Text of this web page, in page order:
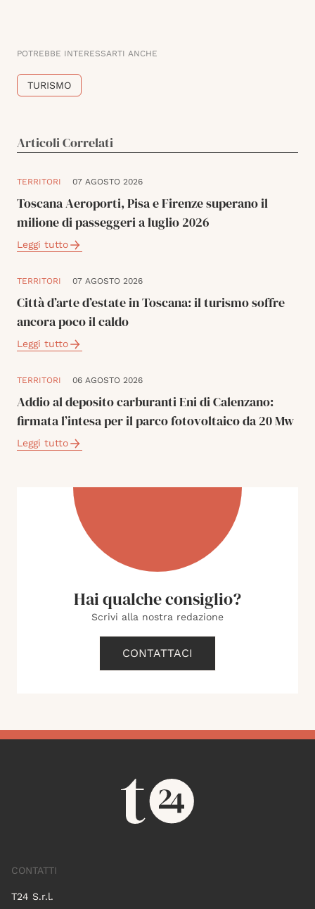
POTREBBE INTERESSARTI ANCHE
TURISMO
Articoli Correlati
TERRITORI 07 AGOSTO 2026
Toscana Aeroporti, Pisa e Firenze superano il
milione di passeggeri a luglio 2026
Leggi tutto
TERRITORI 07 AGOSTO 2026
Città d’arte d’estate in Toscana: il turismo soffre
ancora poco il caldo
Leggi tutto
TERRITORI 06 AGOSTO 2026
Addio al deposito carburanti Eni di Calenzano:
firmata l’intesa per il parco fotovoltaico da 20 Mw
Leggi tutto
Hai qualche consiglio?
Scrivi alla nostra redazione
CONTATTACI
CONTATTI
T24 S.r.l.